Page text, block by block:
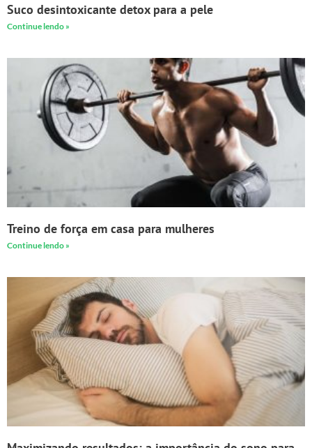
Suco desintoxicante detox para a pele
Continue lendo »
Treino de força em casa para mulheres
Continue lendo »